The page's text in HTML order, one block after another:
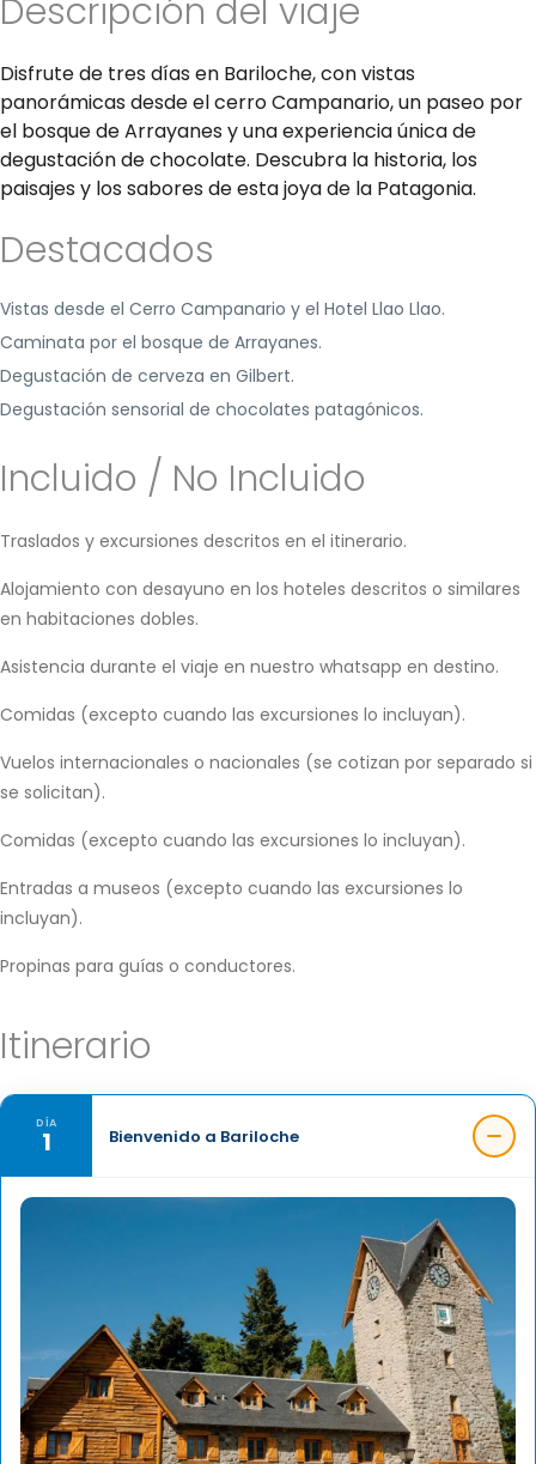
Descripción del viaje
Disfrute de tres días en Bariloche, con vistas
panorámicas desde el cerro Campanario, un paseo por
el bosque de Arrayanes y una experiencia única de
degustación de chocolate. Descubra la historia, los
paisajes y los sabores de esta joya de la Patagonia.
Destacados
Vistas desde el Cerro Campanario y el Hotel Llao Llao.
Caminata por el bosque de Arrayanes.
Degustación de cerveza en Gilbert.
Degustación sensorial de chocolates patagónicos.
Incluido / No Incluido
Traslados y excursiones descritos en el itinerario.
Alojamiento con desayuno en los hoteles descritos o similares
en habitaciones dobles.
Asistencia durante el viaje en nuestro whatsapp en destino.
Comidas (excepto cuando las excursiones lo incluyan).
Vuelos internacionales o nacionales (se cotizan por separado si
se solicitan).
Comidas (excepto cuando las excursiones lo incluyan).
Entradas a museos (excepto cuando las excursiones lo
incluyan).
Propinas para guías o conductores.
Itinerario
DÍA
1 Bienvenido a Bariloche